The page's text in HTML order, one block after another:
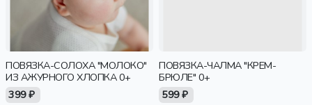
ПОВЯЗКА-СОЛОХА "МОЛОКО"
ИЗ АЖУРНОГО ХЛОПКА 0+
399 ₽
ПОВЯЗКА-ЧАЛМА "КРЕМ-
БРЮЛЕ" 0+
599 ₽